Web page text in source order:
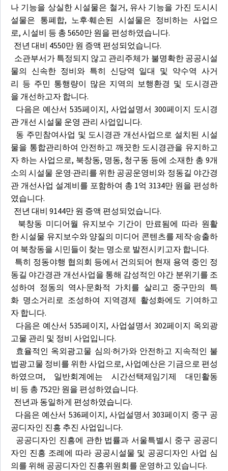
나 기능을 상실한 시설물은 철거, 유사 기능을 가진 도시시
설물은 통폐합, 노후·훼손된 시설물은 정비하는 사업으
로, 시설비 등 총 5650만 원을 편성하였습니다.
전년 대비 4550만 원 증액 편성되었습니다.
소관부서가 특정되지 않고 관리주체가 불명확한 공공시설
물의 신속한 정비와 특히 신당역 일대 및 약수역 사거
리 등 주민 통행량이 많은 지역의 보행환경 및 도시경관
을 개선하고자 합니다.
다음은 예산서 535페이지, 사업설명서 300페이지 도시경
관 개선 시설물 운영 관리 사업입니다.
동 주민참여사업 및 도시경관 개선사업으로 설치된 시설
물을 통합관리하여 안전하고 깨끗한 도시경관을 유지하고
자 하는 사업으로, 북창동, 명동, 청구동 등에 소재한 총 9개
소의 시설물 운영·관리를 위한 공공운영비와 정동길 야간경
관 개선사업 설계비를 포함하여 총 1억 3134만 원을 편성하
였습니다.
전년 대비 9144만 원 증액 편성되었습니다.
북창동 미디어월 유지보수 기간이 만료됨에 따라 원활
한 시설물 유지보수와 양질의 미디어 콘텐츠를 제작·송출하
여 북창동을 시민들이 찾는 명소로 발전시키고자 합니다.
특히 정동야행 협의회 등에서 건의되어 현재 용역 중인 정
동길 야간경관 개선사업을 통해 감성적인 야간 분위기를 조
성하여 정동의 역사·문화적 가치를 살리고 중구만의 특
화 명소거리로 조성하여 지역경제 활성화에도 기여하고
자 합니다.
다음은 예산서 535페이지, 사업설명서 302페이지 옥외광
고물 관리 및 정비 사업입니다.
효율적인 옥외광고물 심의·허가와 안전하고 지속적인 불
법광고물 정비를 위한 사업으로, 사업예산은 기금으로 편성
하였으며, 일반회계에는 시간선택제임기제 대민활동
비 등 총 752만 원을 편성하였습니다.
전년과 동일하게 편성하였습니다.
다음은 예산서 536페이지, 사업설명서 303페이지 중구 공
공디자인 진흥 추진 사업입니다.
공공디자인 진흥에 관한 법률과 서울특별시 중구 공공디
자인 진흥 조례에 따라 공공시설물 및 공공디자인 사업 심
의를 위해 공공디자인 진흥위원회를 운영하고 있습니다.